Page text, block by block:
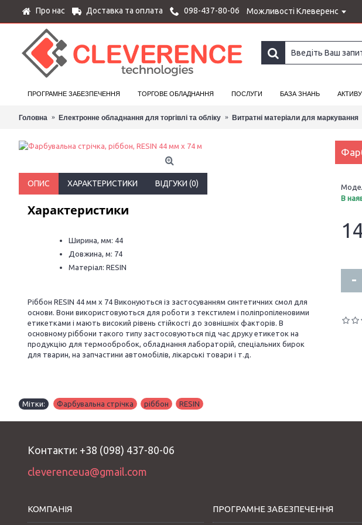
Про нас Доставка та оплата 098-437-80-06 Можливості Клеверенс
ПРОГРАМНЕ ЗАБЕЗПЕЧЕННЯ ТОРГОВЕ ОБЛАДНАННЯ ПОСЛУГИ БАЗА ЗНАНЬ
Головна Електронне обладнання для торгівлі та обліку Витратні матеріали для маркування
ОПИС ХАРАКТЕРИСТИКИ ВІДГУКИ (0)
Характеристики
Ширина, мм: 44
Довжина, м: 74
Матеріал: RESIN
Ріббон RESIN 44 мм х 74 Виконуються із застосуванням синтетичних смол для
основи. Вони використовуються для роботи з текстилем і поліпропіленовими
етикетками і мають високий рівень стійкості до зовнішніх факторів. В
основному ріббони такого типу застосовуються під час друку етикеток на
продукцію для термообробок, обладнання лабораторій, спеціальних бирок
для тварин, на запчастини автомобілів, лікарські товари і т.д.
В
-
Мітки: Фарбувальна стрічка ріббон RESIN
Контакти: +38 (098) 437-80-06
cleverenceua@gmail.com
КОМПАНІЯ ПРОГРАМНЕ ЗАБЕЗПЕЧЕННЯ